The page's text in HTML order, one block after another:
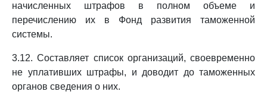
начисленных штрафов в полном объеме и
перечислению их в Фонд развития таможенной
системы.
3.12. Составляет список организаций, своевременно
не уплативших штрафы, и доводит до таможенных
органов сведения о них.